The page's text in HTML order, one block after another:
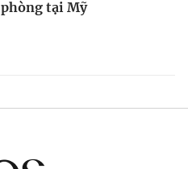
phòng tại Mỹ